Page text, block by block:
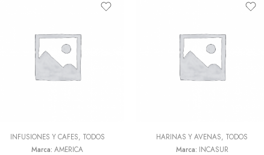
INFUSIONES Y CAFES, TODOS
Marca: AMERICA
HARINAS Y AVENAS, TODOS
Marca: INCASUR